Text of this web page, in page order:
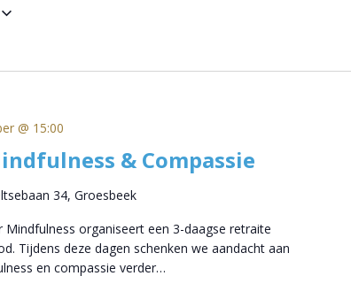
& Compassie
@ 15:00
34, Groesbeek
organiseert een 3-daagse retraite
Tijdens deze dagen schenken we aandacht aan
en compassie verder…